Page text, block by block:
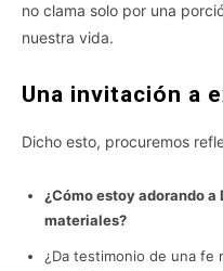
no clama solo por una
nuestra vida.
Una invitación a
Dicho esto, procuremos
¿Cómo estoy adorando
materiales?
¿Da testimonio de una fe